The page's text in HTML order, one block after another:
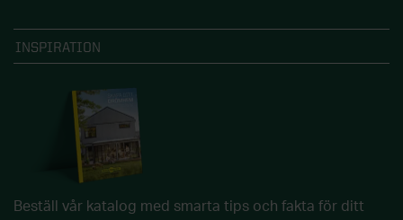
INSPIRATION
Beställ vår katalog med smarta tips och fakta för ditt